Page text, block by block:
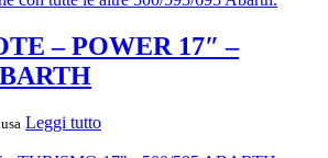
– POWER 17″ –
Leggi tutto